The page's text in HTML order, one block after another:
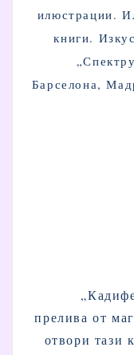
илюстрации.
книги.
Барселона,
прелива от
отвори тази